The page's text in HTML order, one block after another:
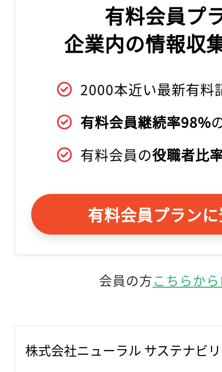
有料会員プ
企業内の情報収
2000本近い最新有料
有料会員継続率98%
有料会員の役職者比
有料会員プラン
会員の方こちらか
株式会社ニューラル サステナビ